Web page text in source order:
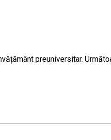
preuniversitar.